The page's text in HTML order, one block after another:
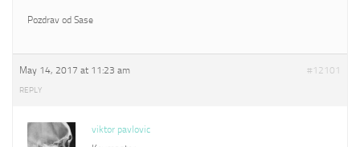
Pozdrav od Sase
May 14, 2017 at 11:23 am #12101
REPLY
viktor pavlovic